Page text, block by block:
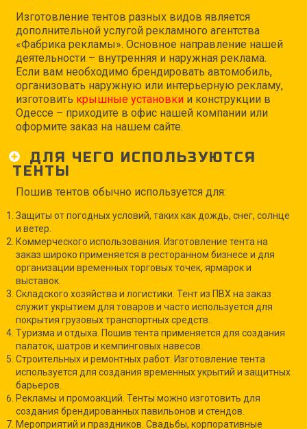
Изготовление тентов разных видов является
дополнительной услугой рекламного агентства
«Фабрика рекламы». Основное направление нашей
деятельности – внутренняя и наружная реклама.
Если вам необходимо брендировать автомобиль,
организовать наружную или интерьерную рекламу,
изготовить крышные установки и конструкции в
Одессе – приходите в офис нашей компании или
оформите заказ на нашем сайте.
ДЛЯ ЧЕГО ИСПОЛЬЗУЮТСЯ
ТЕНТЫ
Пошив тентов обычно используется для:
Защиты от погодных условий, таких как дождь, снег, солнце
и ветер.
Коммерческого использования. Изготовление тента на
заказ широко применяется в ресторанном бизнесе и для
организации временных торговых точек, ярмарок и
выставок.
Складского хозяйства и логистики. Тент из ПВХ на заказ
служит укрытием для товаров и часто используется для
покрытия грузовых транспортных средств.
Туризма и отдыха. Пошив тента применяется для создания
палаток, шатров и кемпинговых навесов.
Строительных и ремонтных работ. Изготовление тента
используется для создания временных укрытий и защитных
барьеров.
Рекламы и промоакций. Тенты можно изготовить для
создания брендированных павильонов и стендов.
Мероприятий и праздников. Свадьбы, корпоративные